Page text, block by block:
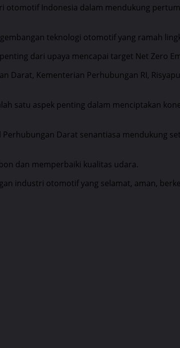
otomotif Indonesia dalam mendukung
teknologi otomotif yang ramah
dari upaya mencapai target Net Zero
Darat, Kementerian Perhubungan RI,
satu aspek penting dalam menciptakan
Darat senantiasa mendukung
dan memperbaiki kualitas udara.
industri otomotif yang selamat, aman,